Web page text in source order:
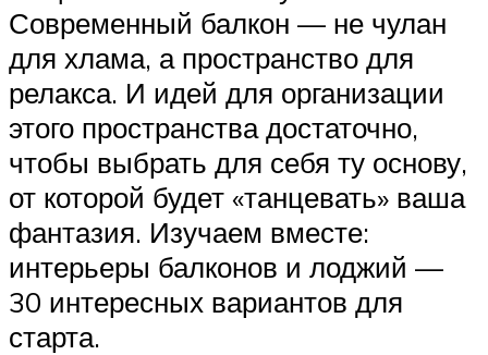
Современный балкон — не чулан
для хлама, а пространство для
релакса. И идей для организации
этого пространства достаточно,
чтобы выбрать для себя ту основу,
от которой будет «танцевать» ваша
фантазия. Изучаем вместе:
интерьеры балконов и лоджий —
30 интересных вариантов для
старта.